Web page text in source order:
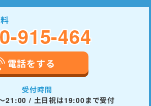
915-464
電話をする
受付時間
21:00 / 土日祝は19:00まで受付